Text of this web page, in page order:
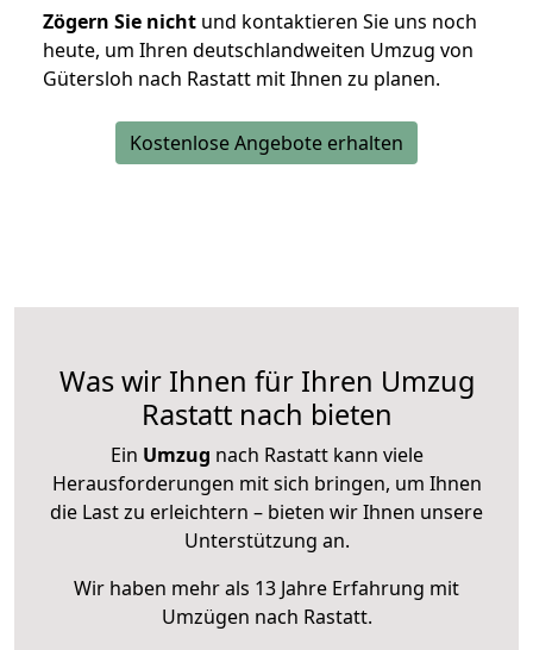
Zögern Sie nicht und kontaktieren Sie uns noch
heute, um Ihren deutschlandweiten Umzug von
Gütersloh nach Rastatt mit Ihnen zu planen.
Kostenlose Angebote erhalten
Was wir Ihnen für Ihren Umzug
Rastatt nach bieten
Ein Umzug nach Rastatt kann viele
Herausforderungen mit sich bringen, um Ihnen
die Last zu erleichtern – bieten wir Ihnen unsere
Unterstützung an.
Wir haben mehr als 13 Jahre Erfahrung mit
Umzügen nach Rastatt.